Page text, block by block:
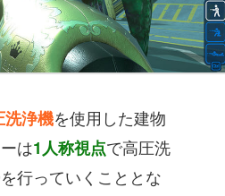
洗浄機を使用した建物
は1人称視点で高圧洗
行っていくこととな